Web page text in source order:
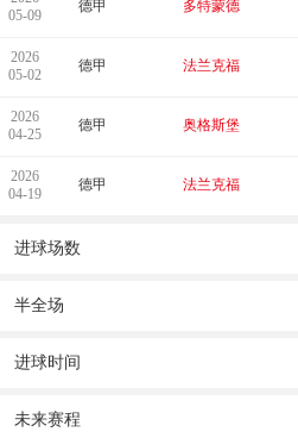
05-09
德甲 多特蒙德
2026
05-02
德甲 法兰克福
2026
04-25
德甲 奥格斯堡
2026
04-19
德甲 法兰克福
进球场数
半全场
进球时间
未来赛程